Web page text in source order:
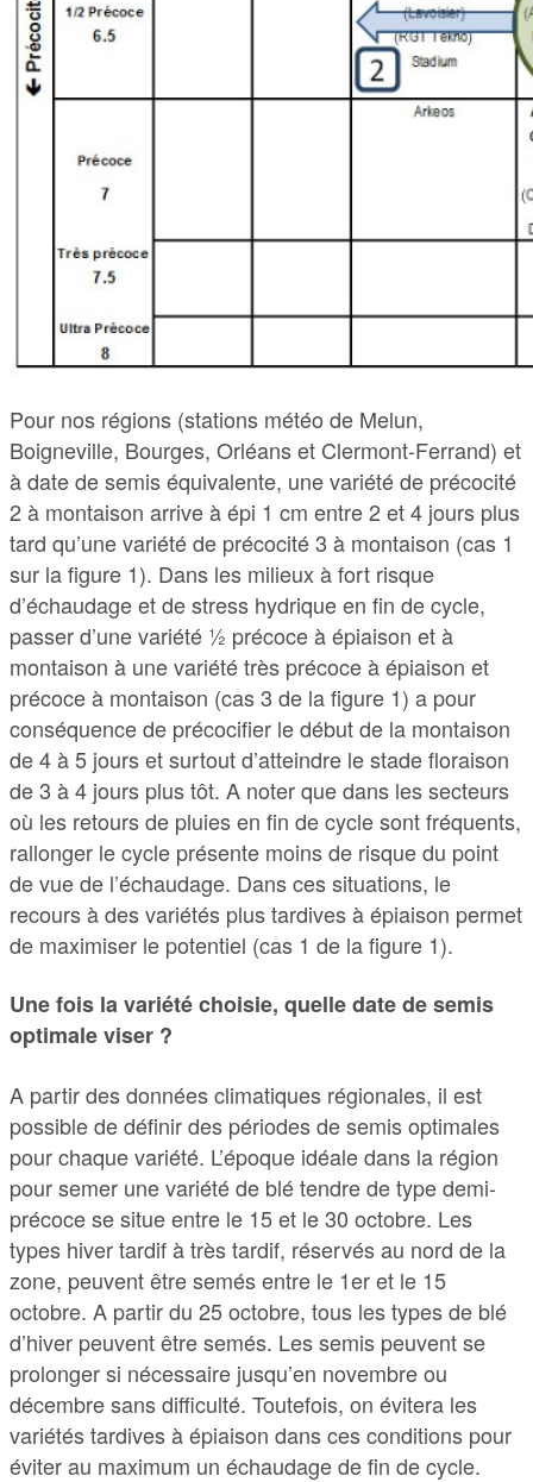
Pour nos régions (stations météo de Melun,
Boigneville, Bourges, Orléans et Clermont-Ferrand) et
à date de semis équivalente, une variété de précocité
2 à montaison arrive à épi 1 cm entre 2 et 4 jours plus
tard qu’une variété de précocité 3 à montaison (cas 1
sur la figure 1). Dans les milieux à fort risque
d’échaudage et de stress hydrique en fin de cycle,
passer d’une variété ½ précoce à épiaison et à
montaison à une variété très précoce à épiaison et
précoce à montaison (cas 3 de la figure 1) a pour
conséquence de précocifier le début de la montaison
de 4 à 5 jours et surtout d’atteindre le stade floraison
de 3 à 4 jours plus tôt. A noter que dans les secteurs
où les retours de pluies en fin de cycle sont fréquents,
rallonger le cycle présente moins de risque du point
de vue de l’échaudage. Dans ces situations, le
recours à des variétés plus tardives à épiaison permet
de maximiser le potentiel (cas 1 de la figure 1).
Une fois la variété choisie, quelle date de semis
optimale viser ?
A partir des données climatiques régionales, il est
possible de définir des périodes de semis optimales
pour chaque variété. L’époque idéale dans la région
pour semer une variété de blé tendre de type demi-
précoce se situe entre le 15 et le 30 octobre. Les
types hiver tardif à très tardif, réservés au nord de la
zone, peuvent être semés entre le 1er et le 15
octobre. A partir du 25 octobre, tous les types de blé
d’hiver peuvent être semés. Les semis peuvent se
prolonger si nécessaire jusqu’en novembre ou
décembre sans difficulté. Toutefois, on évitera les
variétés tardives à épiaison dans ces conditions pour
éviter au maximum un échaudage de fin de cycle.